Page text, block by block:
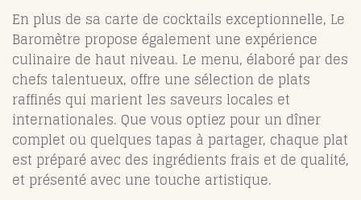
En plus de sa carte de cocktails exceptionnelle, Le
Baromètre propose également une expérience
culinaire de haut niveau. Le menu, élaboré par des
chefs talentueux, offre une sélection de plats
raffinés qui marient les saveurs locales et
internationales. Que vous optiez pour un dîner
complet ou quelques tapas à partager, chaque plat
est préparé avec des ingrédients frais et de qualité,
et présenté avec une touche artistique.